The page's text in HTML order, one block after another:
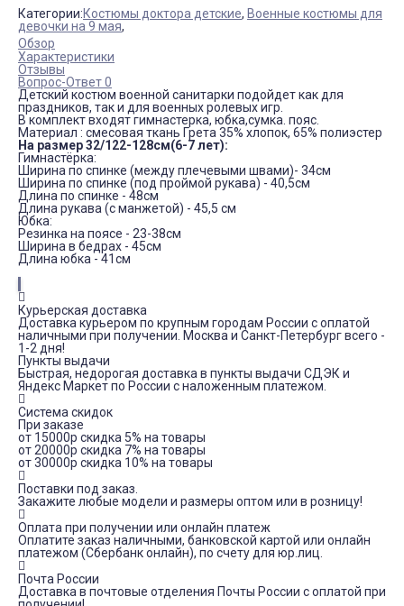
Категории:Костюмы доктора детские, Военные костюмы для
девочки на 9 мая,
Обзор
Характеристики
Отзывы
Вопрос-Ответ 0
Детский костюм военной санитарки подойдет как для
праздников, так и для военных ролевых игр.
В комплект входят гимнастерка, юбка,сумка. пояс.
Материал : смесовая ткань Грета 35% хлопок, 65% полиэстер
На размер 32/122-128см(6-7 лет):
Гимнастёрка:
Ширина по спинке (между плечевыми швами)- 34см
Ширина по спинке (под проймой рукава) - 40,5см
Длина по спинке - 48см
Длина рукава (с манжетой) - 45,5 см
Юбка:
Резинка на поясе - 23-38см
Ширина в бедрах - 45см
Длина юбка - 41см
Курьерская доставка
Доставка курьером по крупным городам России с оплатой
наличными при получении. Москва и Санкт-Петербург всего -
1-2 дня!
Пункты выдачи
Быстрая, недорогая доставка в пункты выдачи СДЭК и
Яндекс Маркет по России с наложенным платежом.
Система скидок
При заказе
от 15000р скидка 5% на товары
от 20000р скидка 7% на товары
от 30000р скидка 10% на товары
Поставки под заказ.
Закажите любые модели и размеры оптом или в розницу!
Оплата при получении или онлайн платеж
Оплатите заказ наличными, банковской картой или онлайн
платежом (Сбербанк онлайн), по счету для юр.лиц.
Почта России
Доставка в почтовые отделения Почты России с оплатой при